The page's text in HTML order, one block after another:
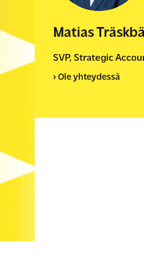
Matias
SVP, Strategic
› Ole yhteydessä